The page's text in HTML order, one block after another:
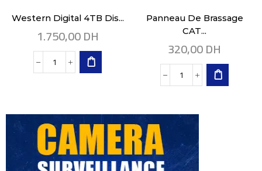
Western Digital 4TB Dis...
1.750,00DH
Panneau De Brassage
CAT...
320,00DH